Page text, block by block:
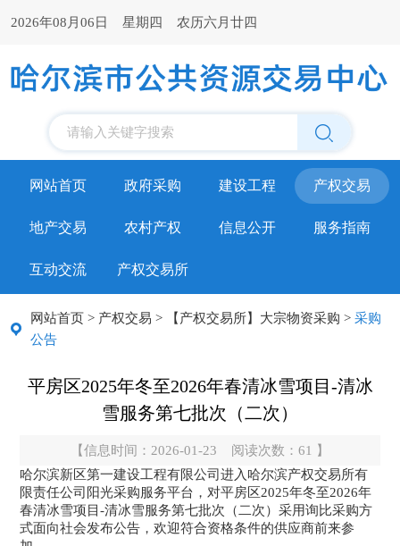
2026年08月06日 星期四 农历六月廿四
请输入关键字搜索
网站首页 政府采购 建设工程 产权交易
地产交易 农村产权 信息公开 服务指南
互动交流 产权交易所
网站首页 > 产权交易 > 【产权交易所】大宗物资采购 > 采购
公告
平房区2025年冬至2026年春清冰雪项目-清冰
雪服务第七批次（二次）
【信息时间：2026-01-23 阅读次数： 61 】
哈尔滨新区第一建设工程有限公司进入哈尔滨产权交易所有
限责任公司阳光采购服务平台，对平房区2025年冬至2026年
春清冰雪项目-清冰雪服务第七批次（二次）采用询比采购方
式面向社会发布公告，欢迎符合资格条件的供应商前来参